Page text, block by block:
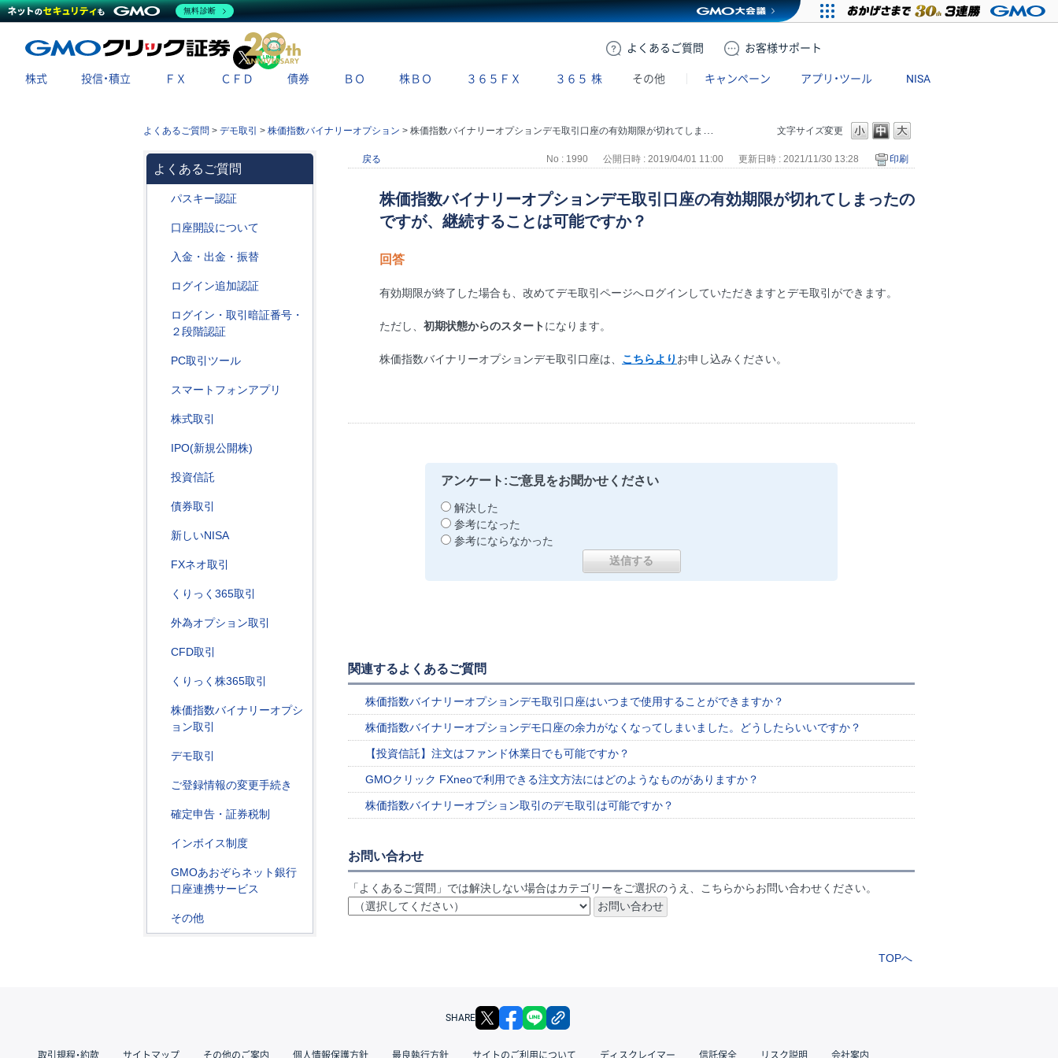
よくある ご質問 お客様サポート
X
株式 投信・積立 ＦＸ ＣＦＤ 債券 ＢＯ 株ＢＯ ３６５ＦＸ ３６５ 株 その他 キャンペーン アプリ・ツール NISA
文字サイズ変更
よくあるご質問 > デモ取引 > 株価指数バイナリーオプション > 株価指数バイナリーオプションデモ取引口座の有効期限が切れてしまったのですが、継続することは可能ですか？
よくあるご質問
パスキー認証
口座開設について
入金・出金・振替
ログイン追加認証
ログイン・取引暗証番号・
２段階認証
PC取引ツール
スマートフォンアプリ
株式取引
IPO(新規公開株)
投資信託
債券取引
新しいNISA
FXネオ取引
くりっく365取引
外為オプション取引
CFD取引
くりっく株365取引
株価指数バイナリーオプシ
ョン取引
デモ取引
ご登録情報の変更手続き
確定申告・証券税制
インボイス制度
GMOあおぞらネット銀行
口座連携サービス
その他
戻る No : 1990 公開日時 : 2019/04/01 11:00 更新日時 : 2021/11/30 13:28 印刷
株価指数バイナリーオプションデモ取引口座の有効期限が切れてしまったの
ですが、継続することは可能ですか？
回答
有効期限が終了した場合も、改めてデモ取引ページへログインしていただきますとデモ取引ができます。
ただし、 初期状態からのスタートになります。
株価指数バイナリーオプションデモ取引口座は、 こちらより お申し込みください。
アンケート:ご意見をお聞かせください
解決した
参考になった
参考にならなかった
関連するよくあるご質問
株価指数バイナリーオプションデモ取引口座はいつまで使用することができますか？
株価指数バイナリーオプションデモ口座の余力がなくなってしまいました。どうしたらいいですか？
【投資信託】注文はファンド休業日でも可能ですか？
GMOクリック FXneoで利用できる注文方法にはどのようなものがありますか？
株価指数バイナリーオプション取引のデモ取引は可能ですか？
お問い合わせ
「よくあるご質問」では解決しない場合はカテゴリーをご選択のうえ、こちらからお問い合わせください。
TOPへ
SHARE X facebook
取引規程・約款 サイトマップ その他のご案内 個人情報保護方針 最良執行方針 サイトのご利用について ディスクレイマー 信託保全 リスク説明 会社案内
無料診断